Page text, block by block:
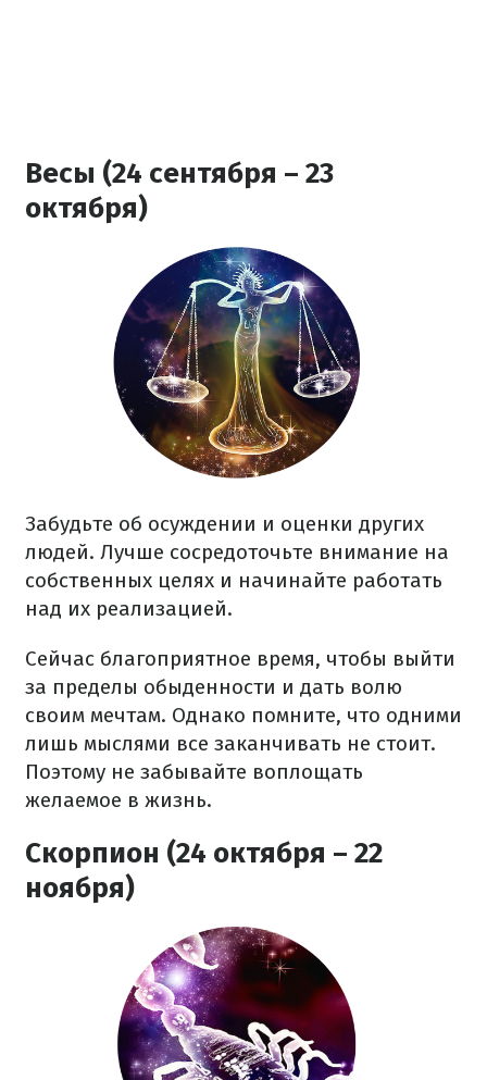
Весы (24 сентября – 23
октября)
Забудьте об осуждении и оценки других
людей. Лучше сосредоточьте внимание на
собственных целях и начинайте работать
над их реализацией.
Сейчас благоприятное время, чтобы выйти
за пределы обыденности и дать волю
своим мечтам. Однако помните, что одними
лишь мыслями все заканчивать не стоит.
Поэтому не забывайте воплощать
желаемое в жизнь.
Скорпион (24 октября – 22
ноября)